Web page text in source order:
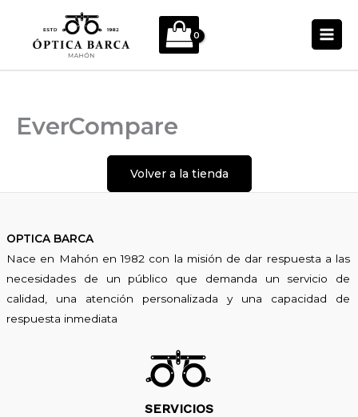
contenido
EverCompare
Volver a la tienda
OPTICA BARCA
Nace en Mahón en 1982 con la misión de dar respuesta a las
necesidades de un público que demanda un servicio de
calidad, una atención personalizada y una capacidad de
respuesta inmediata
SERVICIOS